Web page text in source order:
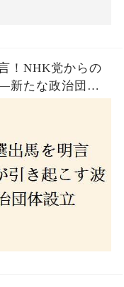
！NHK党からの
新たな政治団体